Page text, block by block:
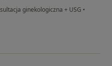
ginekologiczna + USG •